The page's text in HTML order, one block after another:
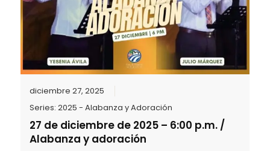
diciembre 27, 2025
Series:2025 - Alabanza y Adoración
27 de diciembre de 2025 – 6:00 p.m. /
Alabanza y adoración